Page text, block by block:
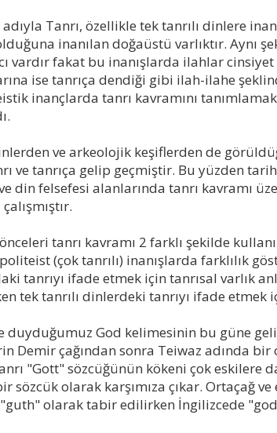
Tanrı, özellikle tek tanrılı dinlere
inanılan doğaüstü varlıktır. Aynı
vardır fakat bu inanışlarda ilahlar
ise tanrıça dendiği gibi ilah-ilahe
inançlarda tanrı kavramını
ve arkeolojik keşiflerden de
ve tanrıça gelip geçmiştir. Bu yüzden
din felsefesi alanlarında tanrı kavramı
tanrı kavramı 2 farklı şekilde
(çok tanrılı) inanışlarda farklılık
tanrıyı ifade etmek için tanrısal varlık
tek tanrılı dinlerdeki tanrıyı ifade etmek
duyduğumuz God kelimesinin bu güne
Demir çağından sonra Teiwaz adında bir
"Gott" sözcüğünün kökeni çok eskilere
sözcük olarak karşımıza çıkar. Ortaçağ
olarak tabir edilirken İngilizcede